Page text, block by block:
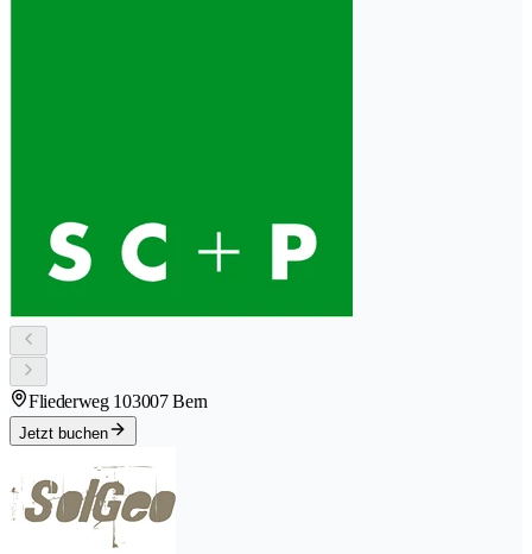
Fliederweg 103007 Bern
Jetzt buchen